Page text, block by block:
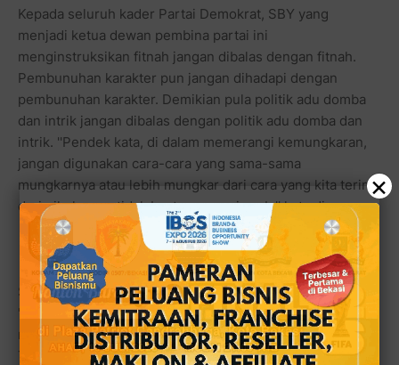
Kepada seluruh kader Partai Demokrat, SBY yang
menjadi ketua dewan pembina partai ini
menginstruksikan fitnah jangan dibalas dengan fitnah.
Pembunuhan karakter pun jangan dihadapi dengan
pembunuhan karakter. Demikian pula politik adu domba
dan intrik jangan dibalas dengan politik adu domba dan
intrik. ''Pendek kata, di dalam memerangi kemungkaran,
jangan digunakan cara-cara yang sama-sama
mungkarnya atau lebih mungkar dari cara yang kita terima
dari pihak yang tidak bertanggung jawab,'' kata dia.
SBY mengatakan negara kita adalah negara hukum.
''Karena itu mari kita menempuh cara yang tersedia dalam
ruang hukum, untuk mendapatkan keadilan yang sejati.
Tentu pula kita juga menggunakan cara lain yang tetap
×